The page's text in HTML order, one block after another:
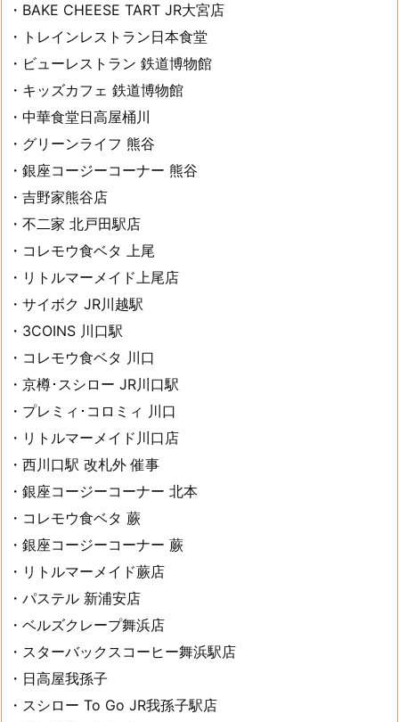
・BAKE CHEESE TART JR大宮店
・トレインレストラン日本食堂
・ビューレストラン 鉄道博物館
・キッズカフェ 鉄道博物館
・中華食堂日高屋桶川
・グリーンライフ 熊谷
・銀座コージーコーナー 熊谷
・吉野家熊谷店
・不二家 北戸田駅店
・コレモウ食ベタ 上尾
・リトルマーメイド上尾店
・サイボク JR川越駅
・3COINS 川口駅
・コレモウ食ベタ 川口
・京樽･スシロー JR川口駅
・プレミィ･コロミィ 川口
・リトルマーメイド川口店
・西川口駅 改札外 催事
・銀座コージーコーナー 北本
・コレモウ食ベタ 蕨
・銀座コージーコーナー 蕨
・リトルマーメイド蕨店
・パステル 新浦安店
・ベルズクレープ舞浜店
・スターバックスコーヒー舞浜駅店
・日高屋我孫子
・スシロー To Go JR我孫子駅店